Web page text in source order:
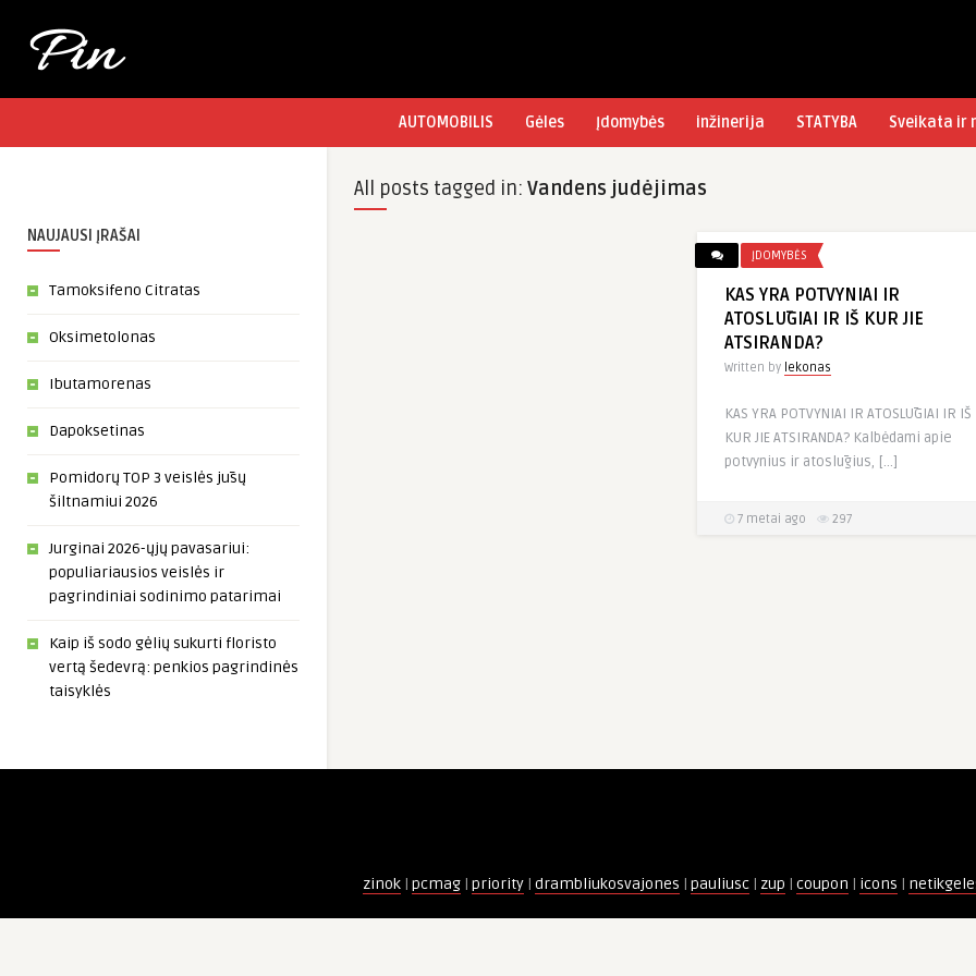
AUTOMOBILIS Gėles Įdomybės inžinerija STATYBA Sveikata ir
NAUJAUSI ĮRAŠAI
Tamoksifeno Citratas
Oksimetolonas
Ibutamorenas
Dapoksetinas
Pomidorų TOP 3 veislės jūsų
šiltnamiui 2026
Jurginai 2026-ųjų pavasariui:
populiariausios veislės ir
pagrindiniai sodinimo patarimai
Kaip iš sodo gėlių sukurti floristo
vertą šedevrą: penkios pagrindinės
taisyklės
All posts tagged in: Vandens judėjimas
ADVERTISEMENT
ĮDOMYBĖS
KAS YRA POTVYNIAI IR
ATOSLŪGIAI IR IŠ KUR JIE
ATSIRANDA?
Written by lekonas
KAS YRA POTVYNIAI IR ATOSLŪGIAI IR IŠ
KUR JIE ATSIRANDA? Kalbėdami apie
potvynius ir atoslūgius, […]
7 metai ago 297
zinok | pcmag | priority | drambliukosvajones | pauliusc | zup | coupon | icons |